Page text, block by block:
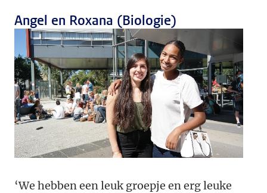
Angel en Roxana (Biologie)
‘We hebben een leuk groepje en erg leuke